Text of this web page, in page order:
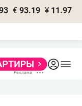
€ 93.19 ¥ 11.97